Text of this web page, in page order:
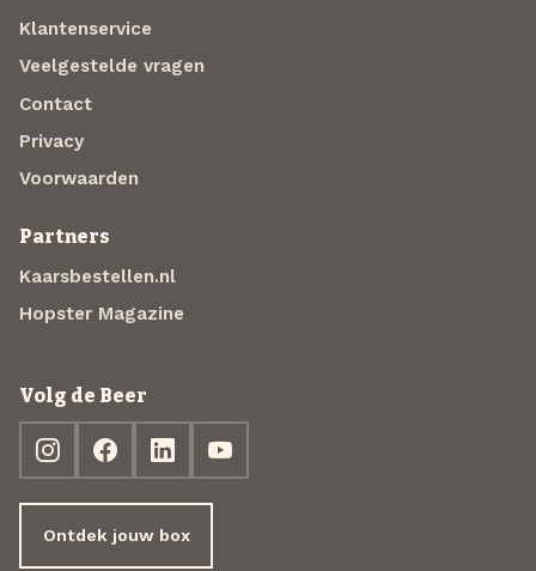
Klantenservice
Veelgestelde vragen
Contact
Privacy
Voorwaarden
Partners
Kaarsbestellen.nl
Hopster Magazine
Volg de Beer
Ontdek jouw box